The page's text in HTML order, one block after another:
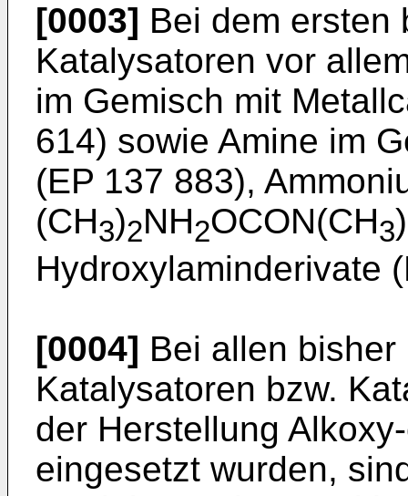
[0003] Bei dem ersten
Katalysatoren vor
im Gemisch mit
614) sowie Amine im
(EP 137 883),
(CH3)2NH2OCON(CH3)
Hydroxylaminderivate
[0004] Bei allen
Katalysatoren bzw.
der Herstellung
eingesetzt wurden,